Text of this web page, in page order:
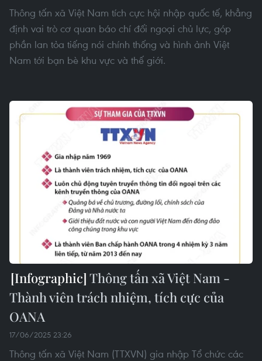
Thông tấn xã Việt Nam tích cực hội nhập quốc tế, khẳng
định vai trò cơ quan báo chí đối ngoại chủ lực, góp
phần lan tỏa tiếng nói chính thống và hình ảnh Việt
Nam tới bạn bè khu vực và thế giới.
Thông tấn xã Việt Nam -
Thành viên trách nhiệm, tích cực của
OANA
17/06/2025 23:26
Thông tấn xã Việt Nam (TTXVN) gia nhập Tổ chức các